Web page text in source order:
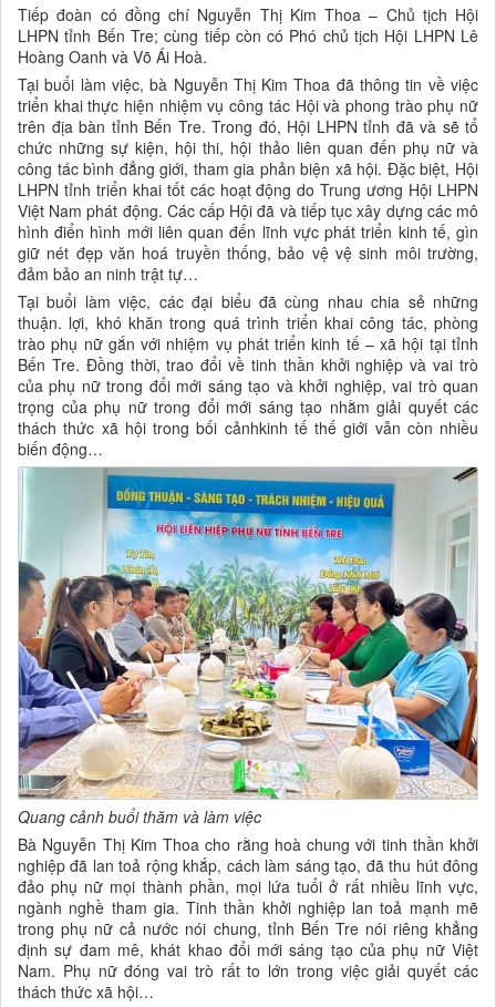
Tiếp đoàn có đồng chí Nguyễn Thị Kim Thoa – Chủ tịch Hội
LHPN tỉnh Bến Tre; cùng tiếp còn có Phó chủ tịch Hội LHPN Lê
Hoàng Oanh và Võ Ái Hoà.
Tại buổi làm việc, bà Nguyễn Thị Kim Thoa đã thông tin về việc
triển khai thực hiện nhiệm vụ công tác Hội và phong trào phụ nữ
trên địa bàn tỉnh Bến Tre. Trong đó, Hội LHPN tỉnh đã và sẽ tổ
chức những sự kiện, hội thi, hội thảo liên quan đến phụ nữ và
công tác bình đẳng giới, tham gia phản biện xã hội. Đặc biệt, Hội
LHPN tỉnh triển khai tốt các hoạt động do Trung ương Hội LHPN
Việt Nam phát động. Các cấp Hội đã và tiếp tục xây dựng các mô
hình điển hình mới liên quan đến lĩnh vực phát triển kinh tế, gìn
giữ nét đẹp văn hoá truyền thống, bảo vệ vệ sinh môi trường,
đảm bảo an ninh trật tự…
Tại buổi làm việc, các đại biểu đã cùng nhau chia sẻ những
thuận. lợi, khó khăn trong quá trình triển khai công tác, phòng
trào phụ nữ gắn với nhiệm vụ phát triển kinh tế – xã hội tại tỉnh
Bến Tre. Đồng thời, trao đổi về tinh thần khởi nghiệp và vai trò
của phụ nữ trong đổi mới sáng tạo và khởi nghiệp, vai trò quan
trọng của phụ nữ trong đổi mới sáng tạo nhằm giải quyết các
thách thức xã hội trong bối cảnhkinh tế thế giới vẫn còn nhiều
biến động…
Quang cảnh buổi thăm và làm việc
Bà Nguyễn Thị Kim Thoa cho rằng hoà chung với tinh thần khởi
nghiệp đã lan toả rộng khắp, cách làm sáng tạo, đã thu hút đông
đảo phụ nữ mọi thành phần, mọi lứa tuổi ở rất nhiều lĩnh vực,
ngành nghề tham gia. Tinh thần khởi nghiệp lan toả mạnh mẽ
trong phụ nữ cả nước nói chung, tỉnh Bến Tre nói riêng khẳng
định sự đam mê, khát khao đổi mới sáng tạo của phụ nữ Việt
Nam. Phụ nữ đóng vai trò rất to lớn trong việc giải quyết các
thách thức xã hội…